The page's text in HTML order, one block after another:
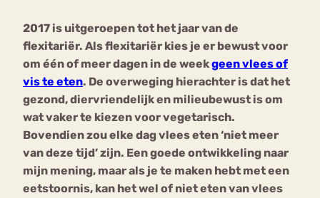
2017 is uitgeroepen tot het jaar van de
flexitariër. Als flexitariër kies je er bewust voor
om één of meer dagen in de weekgeen vlees of
vis te eten. De overweging hierachter is dat het
gezond, diervriendelijk en milieubewust is om
wat vaker te kiezen voor vegetarisch.
Bovendien zou elke dag vlees eten ‘niet meer
van deze tijd’ zijn. Een goede ontwikkeling naar
mijn mening, maar als je te maken hebt met een
eetstoornis, kan het wel of niet eten van vlees
Chat
Forum
Bouli
mia
Nerv
osa
Eetstoornis Anorexia Nervosa
Eetbuien Piekeren Sport
Orthorexia
Afvallen Angst